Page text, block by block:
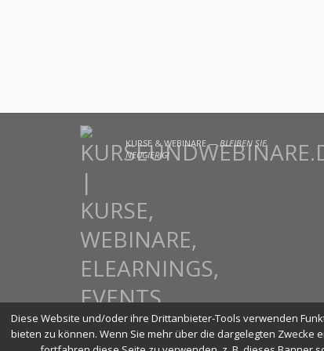
KURSE & WEBINARE —BLEIBEN SIE
NEUGIERIG!
Diese Website und/oder ihre Drittanbieter-Tools verwenden
bieten zu können. Wenn Sie mehr über die dargelegten